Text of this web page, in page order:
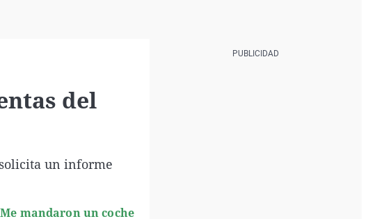
del
un informe
mandaron un coche